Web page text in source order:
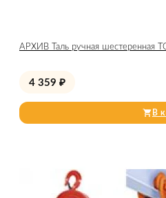
АРХИВ Таль ручная шестеренная
4 359 ₽
В